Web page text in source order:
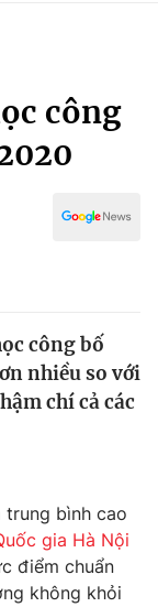
công
công bố
nhiều so với
chí cả các
bình cao
gia Hà Nội
điểm chuẩn
không khỏi